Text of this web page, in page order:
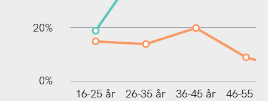
20%
0%
L
16-25 år 26-35 år 36-45 år 46-55 år